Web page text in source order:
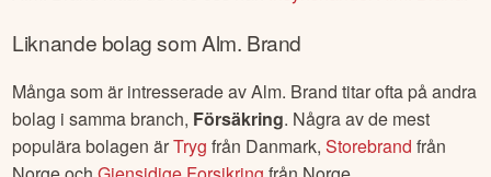
Liknande bolag somAlm. Brand
Många som är intresserade avAlm. Brand titar ofta på andra
bolag i samma branch, Försäkring. Några av de mest
populära bolagen ärTryg från Danmark,Storebrand från